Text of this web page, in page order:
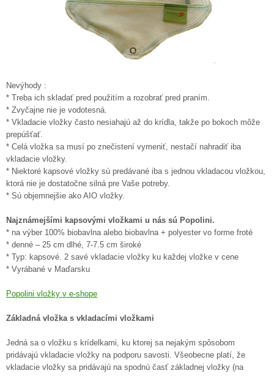
Nevýhody :
* Treba ich skladať pred použitím a rozobrať pred praním.
* Zvyčajne nie je vodotesná.
* Vkladacie vložky často nesiahajú až do krídla, takže po bokoch môže
prepúšťať.
* Celá vložka sa musí po znečistení vymeniť, nestačí nahradiť iba
vkladacie vložky.
* Niektoré kapsové vložky sú predávané iba s jednou vkladacou vložkou,
ktorá nie je dostatočne silná pre Vaše potreby.
* Sú objemnejšie ako AIO vložky.
Najznámejšími kapsovými vložkami u nás sú Popolini.
* na výber 100% biobavlna alebo biobavlna + polyester vo forme froté
* denné – 25 cm dlhé, 7-7.5 cm široké
* Typ: kapsové. 2 savé vkladacie vložky ku každej vložke v cene
* Vyrábané v Maďarsku
Popolini vložky v e-shope
Základná vložka s vkladacími vložkami
Jedná sa o vložku s krídelkami, ku ktorej sa nejakým spôsobom
pridávajú vkladacie vložky na podporu savosti. Všeobecne platí, že
vkladacie vložky sa pridávajú na spodnú časť základnej vložky (na